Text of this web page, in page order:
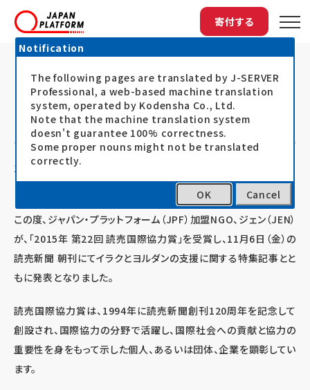
寄付する
トップ 最新情報 ジェン、2015年 第22回 読売国際協...
ジェン、2015年 第22回 読売国際協
力賞受賞
15.11.09
この度、ジャパン・プラットフォーム（JPF）加盟NGO、ジェン（JEN）
が、「2015年 第22回 読売国際協力賞」を受賞し、11月6日（金）の
読売新聞 朝刊にてイラクとヨルダンの支援に関する特集記事とと
もに発表となりました。
読売国際協力賞は、1994年に読売新聞創刊120周年を記念して
創設され、国際協力の分野で活躍し、国際社会への貢献と協力の
重要性を身をもって示した個人、あるいは団体、企業を顕彰してい
ます。
Notification
The following pages are translated by J-SERVER
Professional, a web-based machine translation
system, operated by Kodensha Co., Ltd.
Note that the machine translation system
doesn't guarantee 100% correctness.
Some proper nouns might not be translated
correctly.
OK Cancel